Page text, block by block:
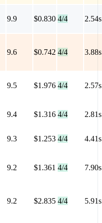
9.9 $0.830 4/4 2.54s
9.6 $0.742 4/4 3.88s
9.5 $1.976 4/4 2.57s
9.4 $1.316 4/4 2.81s
9.3 $1.253 4/4 4.41s
9.2 $1.361 4/4 7.90s
9.2 $2.835 4/4 5.91s